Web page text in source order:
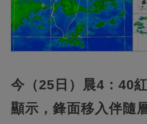
今（25日）晨4：40
顯示，鋒面移入伴隨